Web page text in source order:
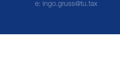
e: ingo.gruss@tu.tax